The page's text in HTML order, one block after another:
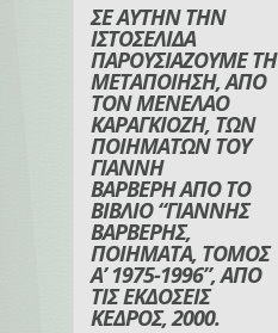
ΣΕ ΑΥΤΗΝ ΤΗΝ
ΙΣΤΟΣΕΛΙΔΑ
ΠΑΡΟΥΣΙΑΖΟΥΜΕ ΤΗ
ΜΕΤΑΠΟΙΗΣΗ, ΑΠΟ
ΤΟΝ ΜΕΝΕΛΑΟ
ΚΑΡΑΓΚΙΟΖΗ, ΤΩΝ
ΠΟΙΗΜΑΤΩΝ ΤΟΥ
ΓΙΑΝΝΗ
ΒΑΡΒΕΡΗ ΑΠΟ ΤΟ
ΒΙΒΛΙΟ “ΓΙΑΝΝΗΣ
ΒΑΡΒΕΡΗΣ,
ΠΟΙΗΜΑΤΑ, ΤΟΜΟΣ
Α’ 1975-1996”, ΑΠΟ
ΤΙΣ ΕΚΔΟΣΕΙΣ
ΚΕΔΡΟΣ, 2000.